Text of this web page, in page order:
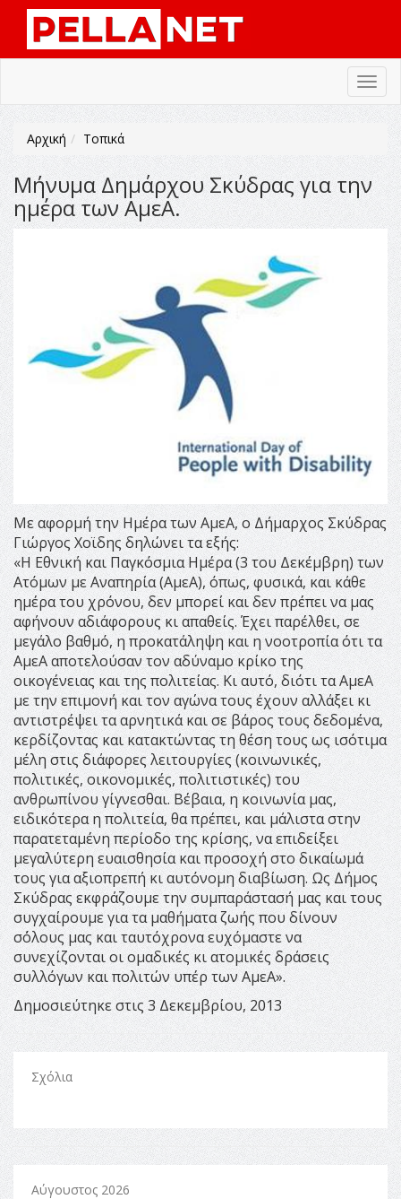
Αρχική Τοπικά
Μήνυμα Δημάρχου Σκύδρας για την
ημέρα των ΑμεΑ.
Με αφορμή την Ημέρα των ΑμεΑ, ο Δήμαρχος Σκύδρας
Γιώργος Χοϊδης δηλώνει τα εξής:
«Η Εθνική και Παγκόσμια Ημέρα (3 του Δεκέμβρη) των
Ατόμων με Αναπηρία (ΑμεΑ), όπως, φυσικά, και κάθε
ημέρα του χρόνου, δεν μπορεί και δεν πρέπει να μας
αφήνουν αδιάφορους κι απαθείς. Έχει παρέλθει, σε
μεγάλο βαθμό, η προκατάληψη και η νοοτροπία ότι τα
ΑμεΑ αποτελούσαν τον αδύναμο κρίκο της
οικογένειας και της πολιτείας. Κι αυτό, διότι τα ΑμεΑ
με την επιμονή και τον αγώνα τους έχουν αλλάξει κι
αντιστρέψει τα αρνητικά και σε βάρος τους δεδομένα,
κερδίζοντας και κατακτώντας τη θέση τους ως ισότιμα
μέλη στις διάφορες λειτουργίες (κοινωνικές,
πολιτικές, οικονομικές, πολιτιστικές) του
ανθρωπίνου γίγνεσθαι. Βέβαια, η κοινωνία μας,
ειδικότερα η πολιτεία, θα πρέπει, και μάλιστα στην
παρατεταμένη περίοδο της κρίσης, να επιδείξει
μεγαλύτερη ευαισθησία και προσοχή στο δικαίωμά
τους για αξιοπρεπή κι αυτόνομη διαβίωση. Ως Δήμος
Σκύδρας εκφράζουμε την συμπαράστασή μας και τους
συγχαίρουμε για τα μαθήματα ζωής που δίνουν
σ΄όλους μας και ταυτόχρονα ευχόμαστε να
συνεχίζονται οι ομαδικές κι ατομικές δράσεις
συλλόγων και πολιτών υπέρ των ΑμεΑ».
Δημοσιεύτηκε στις 3 Δεκεμβρίου, 2013
Σχόλια
Αύγουστος 2026